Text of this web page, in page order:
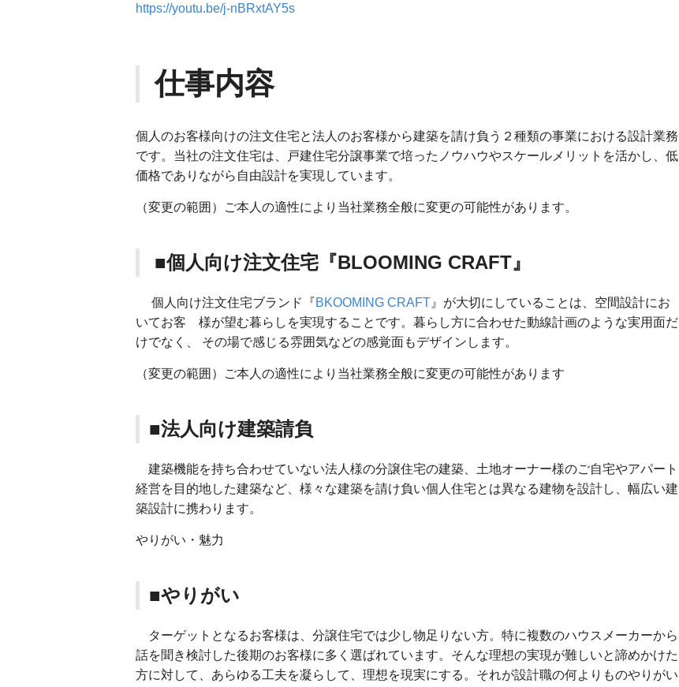
https://youtu.be/j-nBRxtAY5s
仕事内容
個人のお客様向けの注文住宅と法人のお客様から建築を請け負う２種類の事業における設計業務
です。当社の注文住宅は、戸建住宅分譲事業で培ったノウハウやスケールメリットを活かし、低
価格でありながら自由設計を実現しています。
（変更の範囲）ご本人の適性により当社業務全般に変更の可能性があります。
■個人向け注文住宅『BLOOMING CRAFT』
個人向け注文住宅ブランド『BKOOMING CRAFT 』が大切にしていることは、空間設計にお
いてお客 様が望む暮らしを実現することです。暮らし方に合わせた動線計画のような実用面だ
けでなく、 その場で感じる雰囲気などの感覚面もデザインします。
（変更の範囲）ご本人の適性により当社業務全般に変更の可能性があります
■法人向け建築請負
建築機能を持ち合わせていない法人様の分譲住宅の建築、土地オーナー様のご自宅やアパート
経営を目的地した建築など、様々な建築を請け負い個人住宅とは異なる建物を設計し、幅広い建
築設計に携わります。
やりがい・魅力
■やりがい
ターゲットとなるお客様は、分譲住宅では少し物足りない方。特に複数のハウスメーカーから
話を聞き検討した後期のお客様に多く選ばれています。そんな理想の実現が難しいと諦めかけた
方に対して、あらゆる工夫を凝らして、理想を現実にする。それが設計職の何よりものやりがい